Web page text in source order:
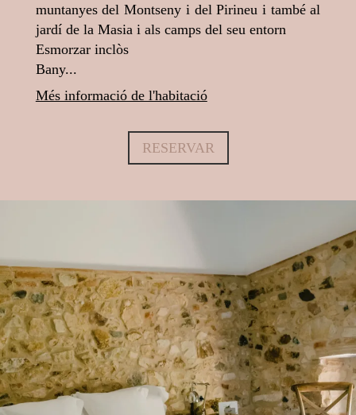
muntanyes del Montseny i del Pirineu i també al
jardí de la Masia i als camps del seu entorn
Esmorzar inclòs
Bany...
Més informació de l'habitació
RESERVAR